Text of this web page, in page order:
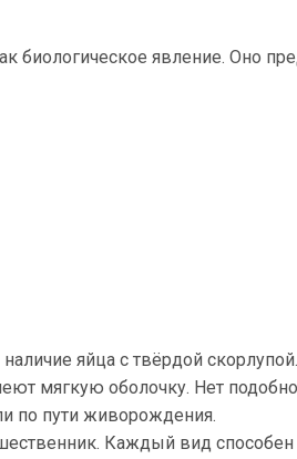
биологическое явление. Оно
яйца с твёрдой
мягкую оболочку. Нет
по пути живорождения.
Каждый вид